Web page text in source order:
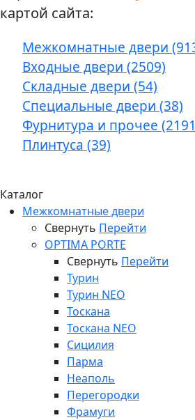
картой сайта:
Межкомнатные двери
Входные двери (2509)
Складные двери (54)
Специальные двери (38)
Фурнитура и прочее
Плинтуса (39)
Каталог
Межкомнатные двери
Свернуть Перейти
OPTIMA PORTE
Свернуть Перейти
Турин
Турин NEO
Тоскана
Тоскана NEO
Сицилия
Парма
Неаполь
Перегородки
Фрамуги